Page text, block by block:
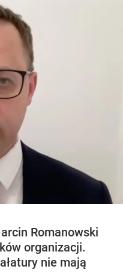
Romanowski
organizacji.
nie mają